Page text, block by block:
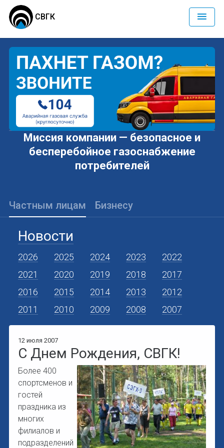
СВГК
Миссия компании — безопасное и
бесперебойное газоснабжение
потребителей
Частным лицам Бизнесу
Новости
2026 2025 2024 2023
2022
2021
2020 2019 2018
2017
2016
2015 2014 2013
2012
2011
2010 2009 2008 2007
12 июля 2007
С Днем Рождения, СВГК!
Более 400
спортсменов и
гостей
праздника из
многих
филиалов и
подразделений